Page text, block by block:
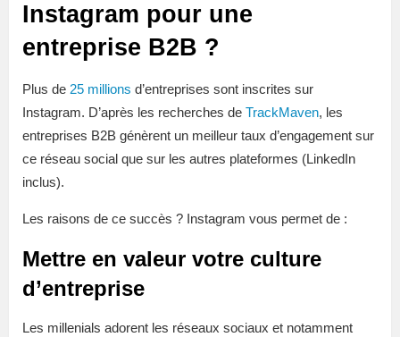
Instagram pour une
entreprise B2B ?
Plus de 25 millions d’entreprises sont inscrites sur
Instagram. D’après les recherches de TrackMaven, les
entreprises B2B génèrent un meilleur taux d’engagement sur
ce réseau social que sur les autres plateformes (LinkedIn
inclus).
Les raisons de ce succès ? Instagram vous permet de :
Mettre en valeur votre culture
d’entreprise
Les millenials adorent les réseaux sociaux et notamment